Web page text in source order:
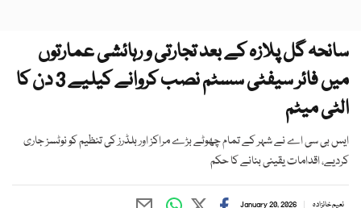
سانحہ گل پلازہ کے بعد تجارتی و رہائشی عمارتوں
میں فائر سیفٹی سسٹم نصب کروانے کیلیے 3 دن کا
الٹی میٹم
ایس بی سی اے نے شہر کے تمام چھوٹے بڑے مراکز اور بلڈرز کی تنظیم کو نوٹسز جاری
کردیے، اقدامات یقینی بنانے کا حکم
نعیم خانزادہ January 20, 2026